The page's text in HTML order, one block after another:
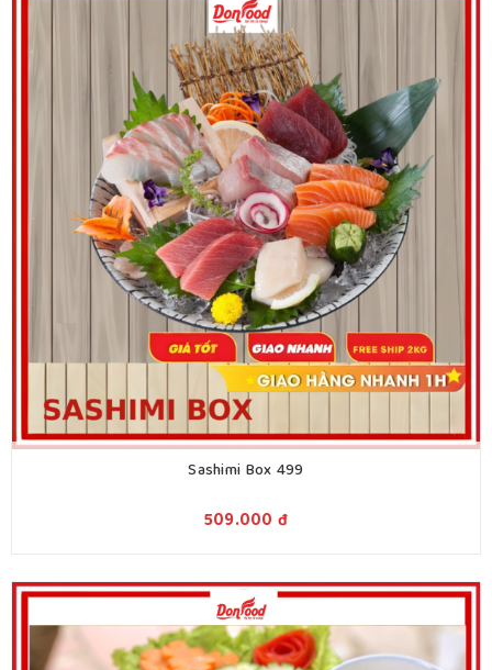
Sashimi Box 499
509.000đ